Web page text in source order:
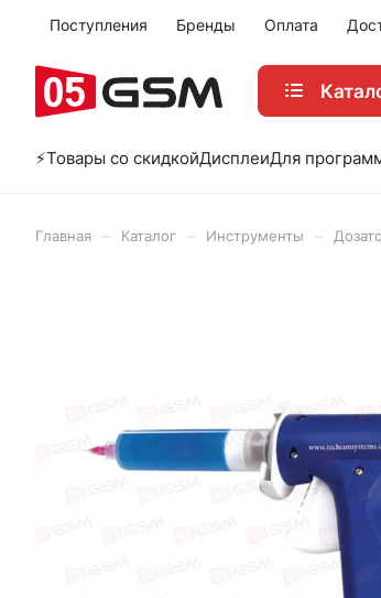
Поступления Бренды Оплата
⚡️Товары со скидкойДисплеиДля
Главная Каталог Инструменты